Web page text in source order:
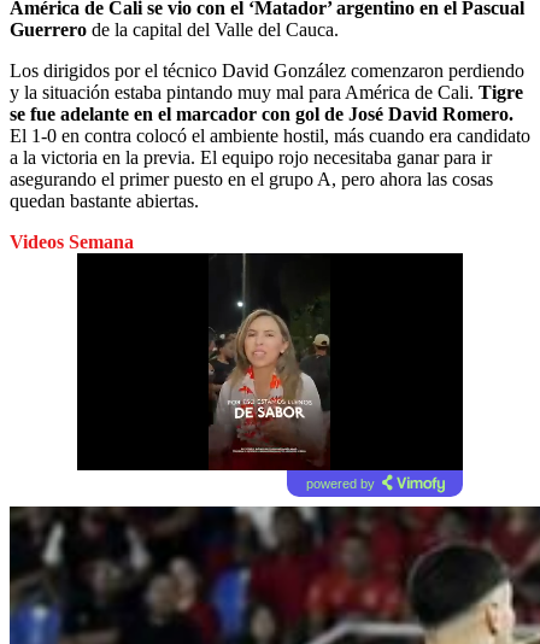
América de Cali se vio con el ‘Matador’ argentino en el Pascual
Guerrero de la capital del Valle del Cauca.
Los dirigidos por el técnico David González comenzaron perdiendo
y la situación estaba pintando muy mal para América de Cali. Tigre
se fue adelante en el marcador con gol de José David Romero.
El 1-0 en contra colocó el ambiente hostil, más cuando era candidato
a la victoria en la previa. El equipo rojo necesitaba ganar para ir
asegurando el primer puesto en el grupo A, pero ahora las cosas
quedan bastante abiertas.
Videos Semana
powered by